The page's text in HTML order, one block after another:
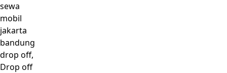
sewa
mobil
jakarta
bandung
drop off,
Drop off